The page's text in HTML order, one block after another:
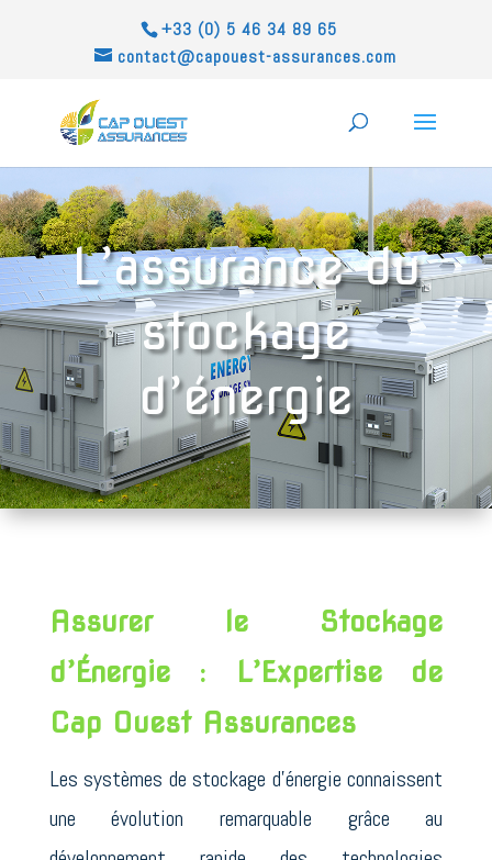
+33 (0) 5 46 34 89 65
contact@capouest-assurances.com
L’assurance du
stockage
d’énergie
Assurer le Stockage
d’Énergie : L’Expertise de
Cap Ouest Assurances
Les systèmes de stockage d’énergie connaissent
une évolution remarquable grâce au